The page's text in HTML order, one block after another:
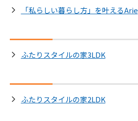
「私らしい暮らし方」を叶えるArie
ふたりスタイルの家3LDK
ふたりスタイルの家2LDK